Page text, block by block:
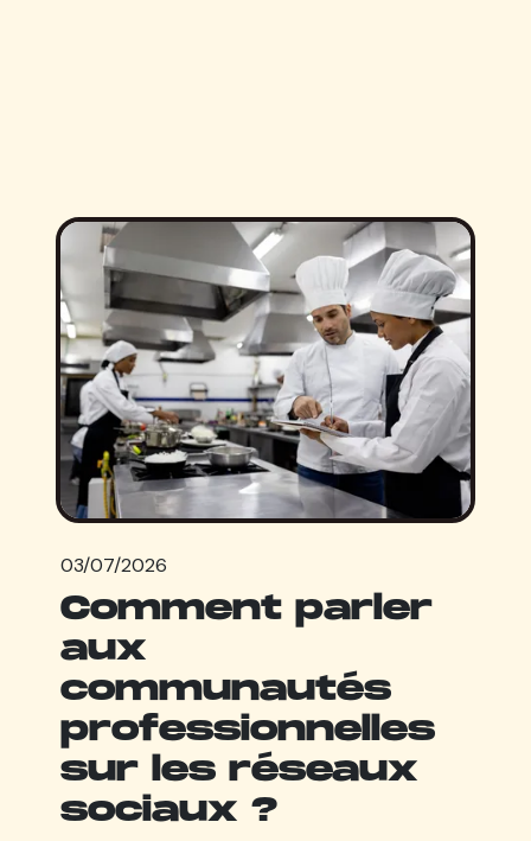
03/07/2026
Comment parler
aux
communautés
professionnelles
sur les réseaux
sociaux ?